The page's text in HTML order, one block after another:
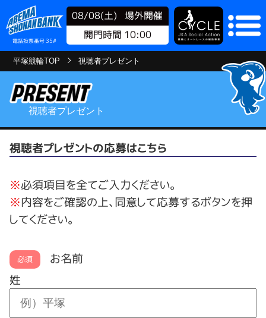
電話投票番号 35#
08/08(土)
場外開催
開門時間 10:00
平塚競輪TOP 視聴者プレゼント
視聴者プレゼント
視聴者プレゼントの応募はこちら
※必須項目を全てご入力ください。
※内容をご確認の上、同意して応募するボタンを押
してください。
必須
お名前
姓